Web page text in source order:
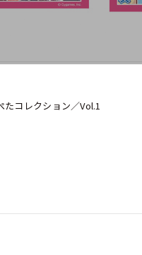
たコレクション／Vol.1